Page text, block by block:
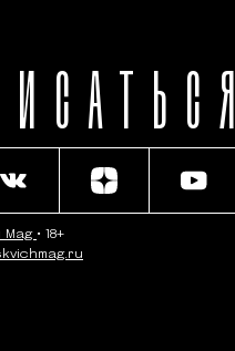
Mag • 18+